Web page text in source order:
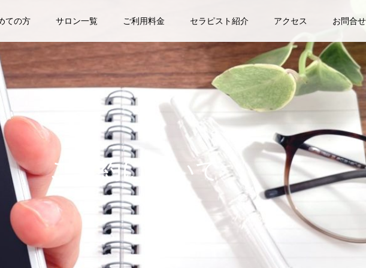
ての方 サロン一覧 ご利用料金 セラピスト紹介 アクセス お問合せ
ご予約について